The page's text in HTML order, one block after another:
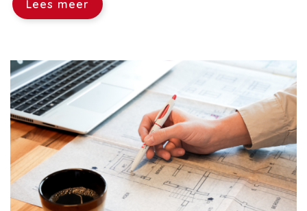
Lees meer